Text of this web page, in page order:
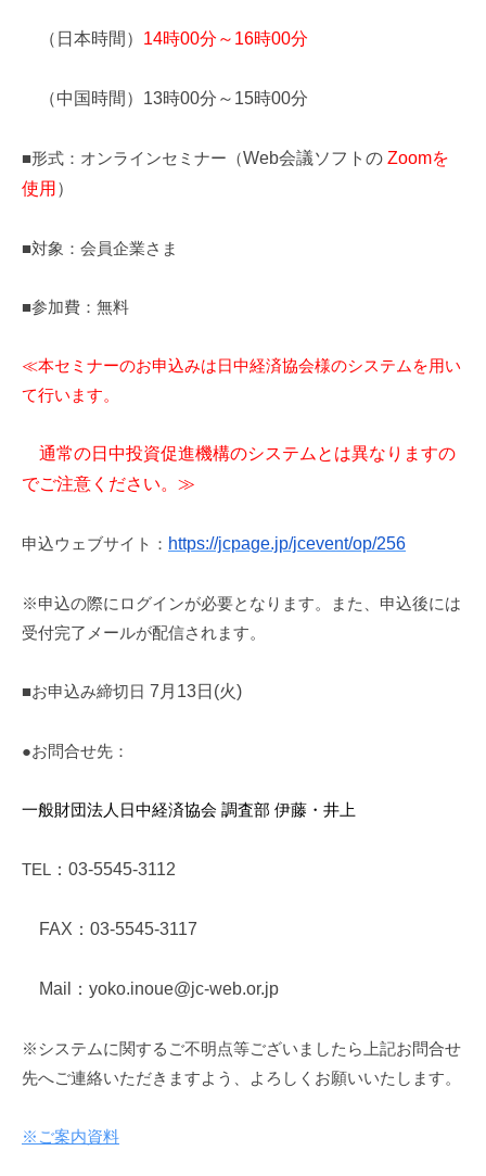
（日本時間） 14時00分～ 16時00分
（中国時間） 13時00分～ 15時00分
■形式：オンラインセミナー（Web会議ソフトの Zoomを
使用 ）
■対象：会員企業さま
■参加費：無料
≪本セミナーのお申込みは日中経済協会様のシステムを用い
て行います。
通常の日中投資促進機構のシステムとは異なりますの
でご注意ください。≫
申込ウェブサイト： https://jcpage.jp/jcevent/op/256
※申込の際にログインが必要となります。また、申込後には
受付完了メールが配信されます。
■お申込み締切日 7月 13日 (火)
●お問合せ先：
一般財団法人日中経済協会 調査部 伊藤・井上
TEL ： 03-5545-3112
FAX ： 03-5545-3117
Mail ： yoko.inoue@jc-web.or.jp
※システムに関するご不明点等ございましたら上記お問合せ
先へご連絡いただきますよう、よろしくお願いいたします。
※ご案内資料